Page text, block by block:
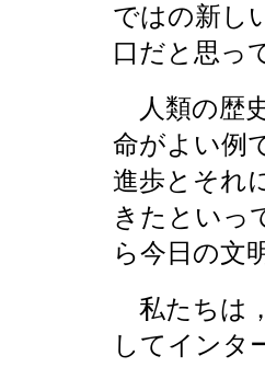
ではの新し
口だと思っ
人類の歴
命がよい例
進歩とそれ
きた といっ
ら今日の文
私たちは
してインタ